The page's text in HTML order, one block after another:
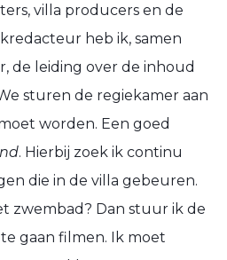
, villa producers en de
heb ik, samen
de leiding over de inhoud
sturen de regiekamer aan
worden. Een goed
. Hierbij zoek ik continu
die in de villa gebeuren.
zwembad? Dan stuur ik de
gaan filmen. Ik moet